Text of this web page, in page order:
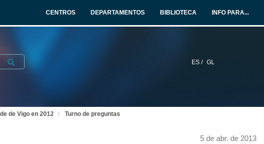
CENTROS DEPARTAMENTOS BIBLIOTECA INFO PARA...
ES / GL
Submit
de Vigo en 2012 Turno de preguntas
5 de abr. de 2013